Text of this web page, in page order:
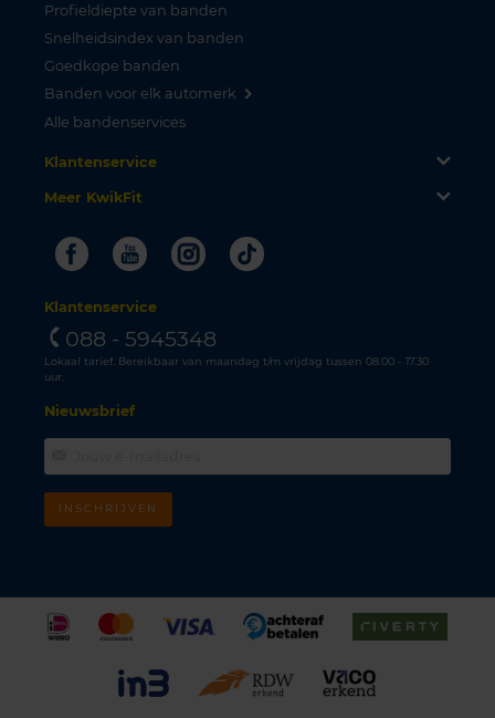
Profieldiepte van banden
Snelheidsindex van banden
Goedkope banden
Banden voor elk automerk
Alle bandenservices
Klantenservice
Meer KwikFit
FacebookYoutubeInstagram
Tiktok
Klantenservice
088 - 5945348
Lokaal tarief. Bereikbaar van maandag t/m vrijdag tussen 08.00 - 17.30
uur.
Nieuwsbrief
INSCHRIJVEN